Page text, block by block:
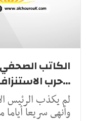
الكاتب
...حرب
لم يكذب الرئيس
وأنهى سريعا